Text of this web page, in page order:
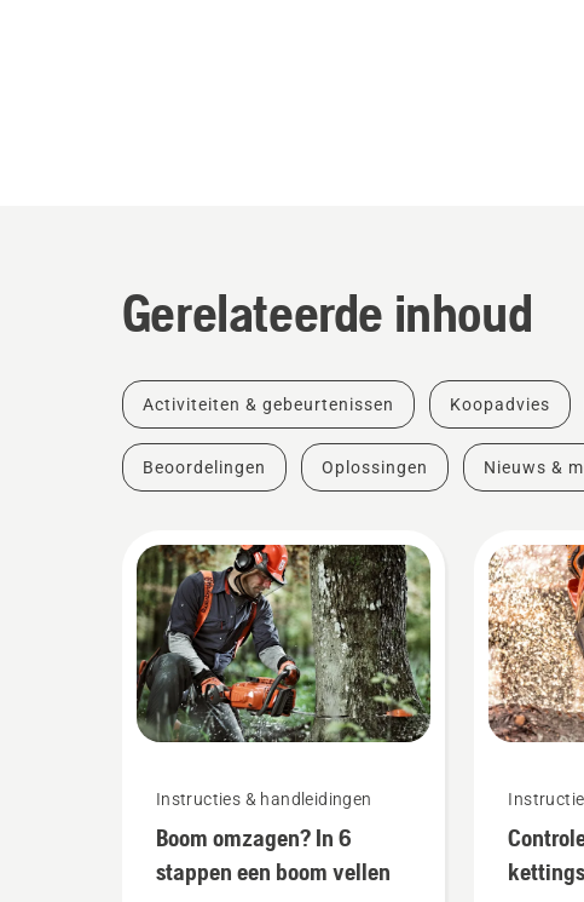
Gerelateerde inhoud
Activiteiten & gebeurtenissen Koopadvies
Beoordelingen Oplossingen Nieuws &
Instructies & handleidingen
Boom omzagen? In 6
stappen een boom vellen